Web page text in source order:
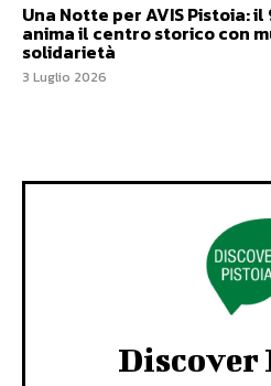
Una Notte per AVIS Pistoia:
anima il centro storico con
solidarietà
3 Luglio 2026
Discover